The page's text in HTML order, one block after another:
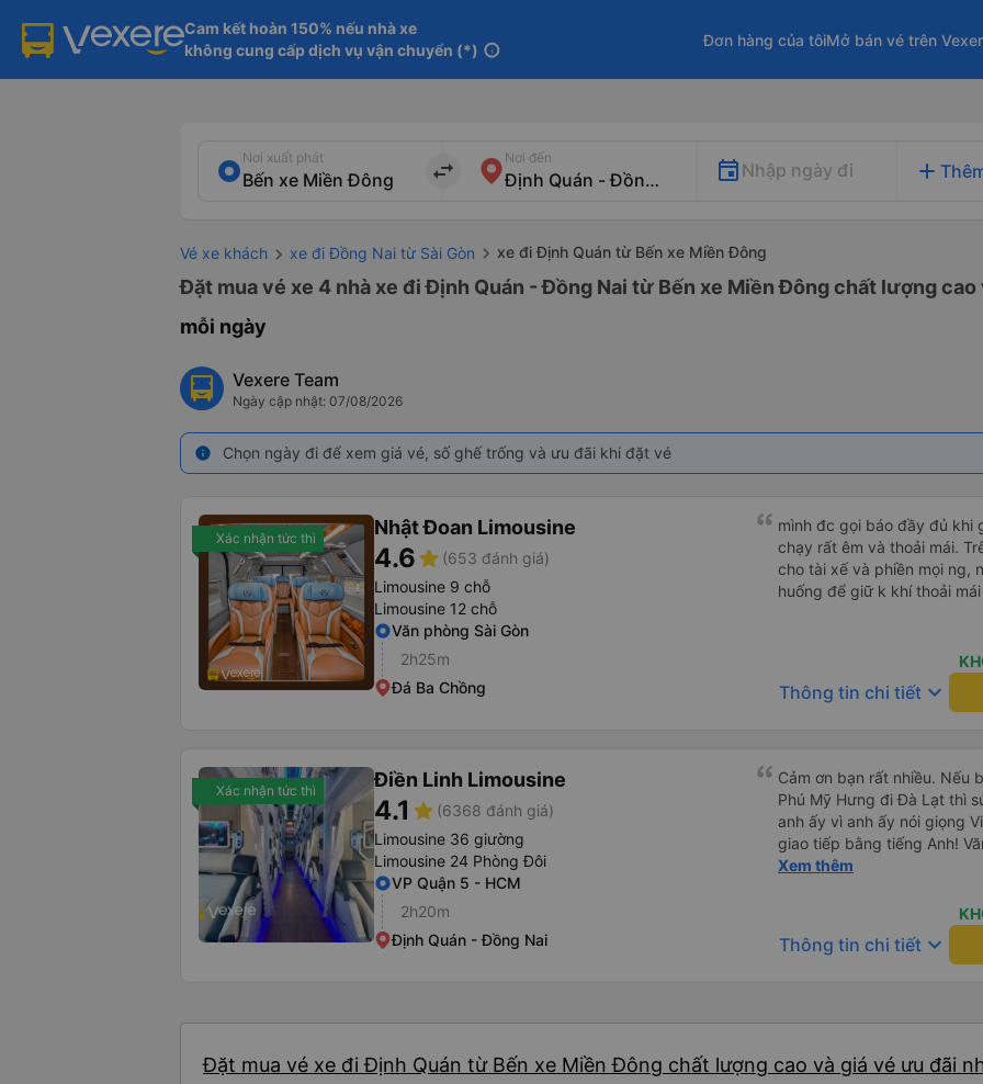
Cam kết hoàn 150% nếu nhà xe
không cung cấp dịch vụ vận chuyển (*) info
Đơn hàng của tôiMở bán vé trên
Nơi xuất phát
import_export
Nơi đến
Nhập ngày đi add
Vé xe khách xe đi Đồng Nai từ Sài Gòn xe đi Định Quán từ Bến xe Miền Đông
Đặt mua vé xe 4 nhà xe đi Định Quán - Đồng Nai từ Bến xe Miền Đông chất lượng
mỗi ngày
Vexere Team
Ngày cập nhật: 07/08/2026
info Chọn ngày đi để xem giá vé, số ghế trống và ưu đãi khi đặt vé
Xác nhận tức thì Nhật Đoan Limousine
4.6star (653 đánh giá)
Limousine 9 chỗ
Limousine 12 chỗ
Văn phòng Sài Gòn
2h25m
Đá Ba Chồng
mình đc gọi báo đầy đủ khi
chạy rất êm và thoải mái.
cho tài xế và phiền mọi ng,
huống để giữ k khí thoải
Thông tin chi tiết keyboard_arrow_down
Xác nhận tức thì Điền Linh Limousine
4.1 star (6368 đánh giá)
Limousine 36 giường
Limousine 24 Phòng Đôi
VP Quận 5 - HCM
2h20m
Định Quán - Đồng Nai
Cảm ơn bạn rất nhiều. Nếu
Phú Mỹ Hưng đi Đà Lạt thì
anh ấy vì anh ấy nói giọng
giao tiếp bằng tiếng Anh!
trước khi lên xe, và mặc dù
bạn đi xe đưa đón (van) ở
hẹn. Vì bạn đang ở trên xe
họ, dù tài xế hoặc người
động, tài xế đưa đón cũng
sự đánh giá cao mọi thứ.
Xem thêm
Thông tin chi tiết keyboard_arrow_down
Đặt mua vé xe đi Định Quán từ Bến xe Miền Đông chất lượng cao và giá vé ưu đãi